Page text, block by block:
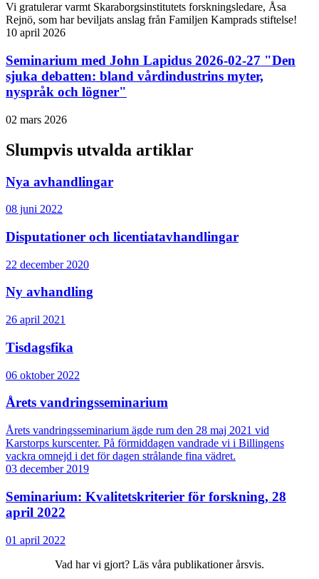
Vi gratulerar varmt Skaraborgsinstitutets forskningsledare, Åsa
Rejnö, som har beviljats anslag från Familjen Kamprads stiftelse!
10 april 2026
Seminarium med John Lapidus 2026-02-27 "Den
sjuka debatten: bland vårdindustrins myter,
nyspråk och lögner"
02 mars 2026
Slumpvis utvalda artiklar
Nya avhandlingar
08 juni 2022
Disputationer och licentiatavhandlingar
22 december 2020
Ny avhandling
26 april 2021
Tisdagsfika
06 oktober 2022
Årets vandringsseminarium
Årets vandringsseminarium ägde rum den 28 maj 2021 vid
Karstorps kurscenter. På förmiddagen vandrade vi i Billingens
vackra omnejd i det för dagen strålande fina vädret.
03 december 2019
Seminarium: Kvalitetskriterier för forskning, 28
april 2022
01 april 2022
Vad har vi gjort? Läs våra publikationer årsvis.